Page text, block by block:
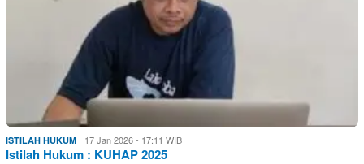
ISTILAH HUKUM 17 Jan 2026 - 17:11 WIB
Istilah Hukum : KUHAP 2025